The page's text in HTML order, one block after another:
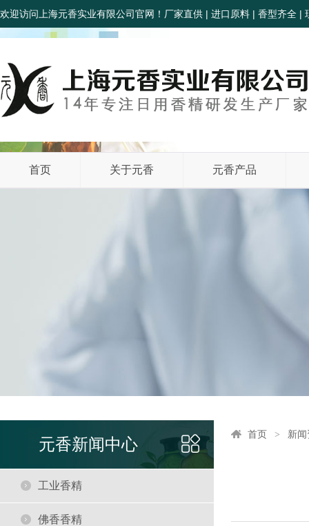
欢迎访问上海元香实业有限公司官网！厂家直供 | 进口原料 | 香型齐全 |
首页 关于元香 元香产品
元香新闻中心
工业香精
佛香香精
首页 新